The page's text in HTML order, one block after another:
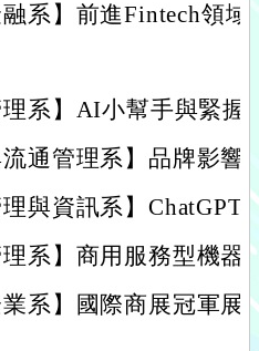
融系】前進Fintech領
理系】AI小幫手與緊
流通管理系】品牌影響
理與資訊系】
理系】商用服務型機器
業系】國際商展冠軍